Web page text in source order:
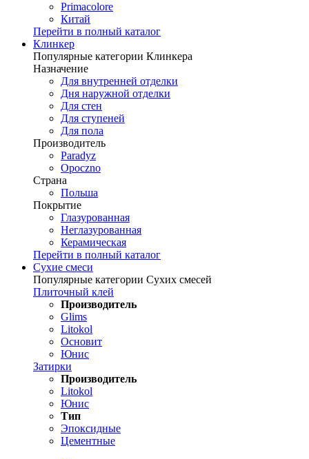
Primacolore
Китай
Перейти в полный каталог
Клинкер
Популярные категории Клинкера
Назначение
Для внутренней отделки
Дня наружной отделки
Для стен
Для ступеней
Для пола
Производитель
Paradyz
Opoczno
Страна
Польша
Покрытие
Глазурованная
Неглазурованная
Керамическая
Перейти в полный каталог
Сухие смеси
Популярные категории Сухих смесей
Плиточный клей
Производитель
Glims
Litokol
Основит
Юнис
Затирки
Производитель
Litokol
Юнис
Тип
Эпоксидные
Цементные